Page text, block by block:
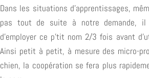
Dans les situations d’apprentissages,
pas tout de suite à notre demande, il
d’employer ce p’tit nom 2/3 fois avant
Ainsi petit à petit, à mesure des micro-
chien, la coopération se fera plus